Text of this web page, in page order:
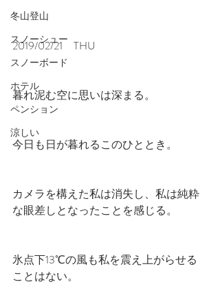
冬山登山
スノーシュー
スノーボード
ホテル
ペンション
涼しい
2019/02/21　THU
暮れ泥む空に思いは深まる。
今日も日が暮れるこのひととき。
カメラを構えた私は消失し、私は純粋
な眼差しとなったことを感じる。
氷点下13℃の風も私を震え上がらせる
ことはない。